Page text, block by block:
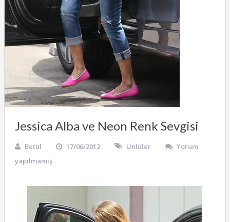
Jessica Alba ve Neon Renk Sevgisi
Betül 17/06/2012 Ünlüler
Yorum
yapılmamış